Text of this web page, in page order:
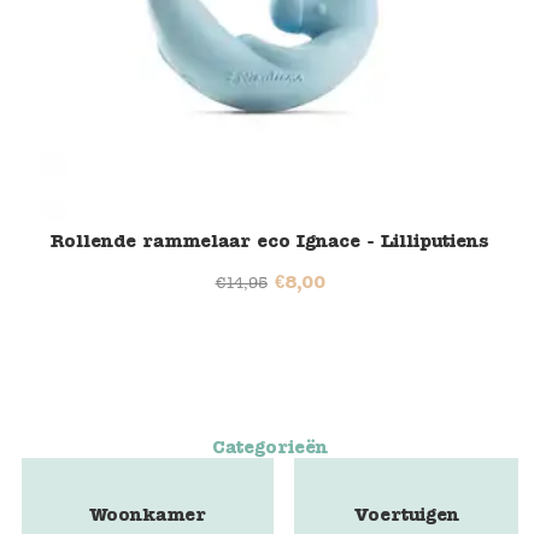
Rollende rammelaar eco Ignace - Lilliputiens
€14,95 €8,00
Categorieën
Woonkamer Voertuigen